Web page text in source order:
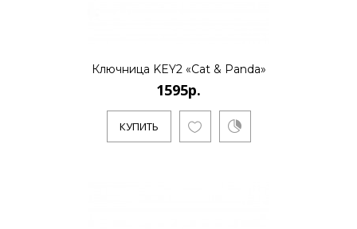
Ключница KEY2 «Cat & Panda»
1595р.
КУПИТЬ